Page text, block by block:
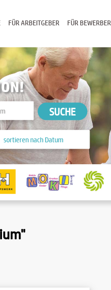
FÜR BEWERBER
FÜR ARBEITGEBER
SUCHE